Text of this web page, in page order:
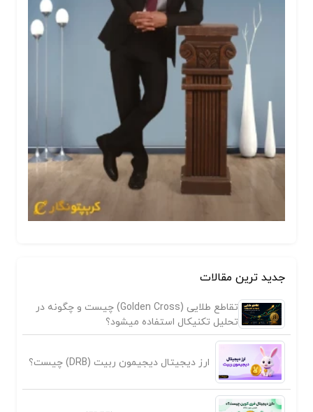
جدید ترین مقالات
تقاطع طلایی (Golden Cross) چیست و چگونه در
تحلیل تکنیکال استفاده میشود؟
ارز دیجیتال دیجیمون ربیت (DRB) چیست؟